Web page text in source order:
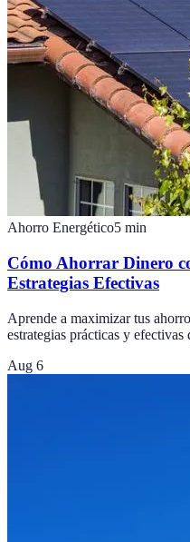
Ahorro Energético5 min
Cómo Ahorrar Dinero
Estrategias Efectivas
Aprende a maximizar tus
estrategias prácticas y
Aug 6